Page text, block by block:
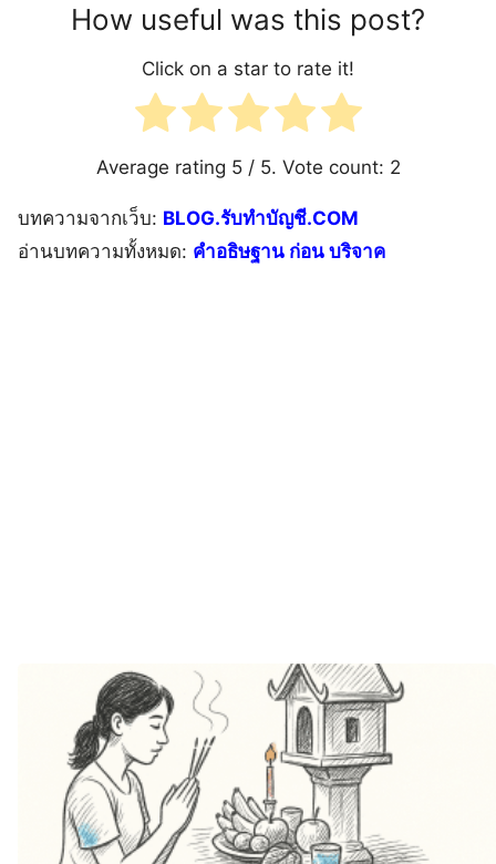
How useful was this post?
Click on a star to rate it!
Average rating 5/ 5. Vote count: 2
บทความจากเว็บ: BLOG.รับทำบัญชี.COM
อ่านบทความทั้งหมด: คำอธิษฐาน ก่อน บริจาค